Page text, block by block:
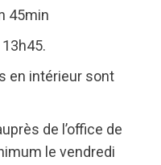
45min
en intérieur sont
de l’office de
le vendredi